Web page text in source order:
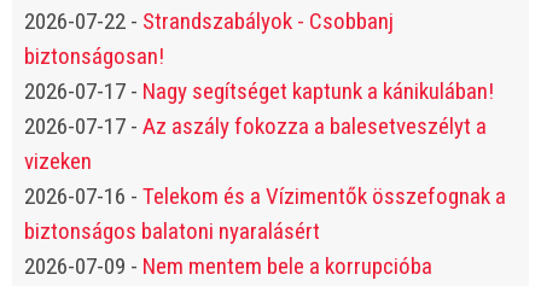
2026-07-22 - Strandszabályok - Csobbanj
biztonságosan!
2026-07-17 - Nagy segítséget kaptunk a kánikulában!
2026-07-17 - Az aszály fokozza a balesetveszélyt a
vizeken
2026-07-16 - Telekom és a Vízimentők összefognak a
biztonságos balatoni nyaralásért
2026-07-09 - Nem mentem bele a korrupcióba